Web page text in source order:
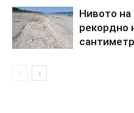
Нивото на
рекордно